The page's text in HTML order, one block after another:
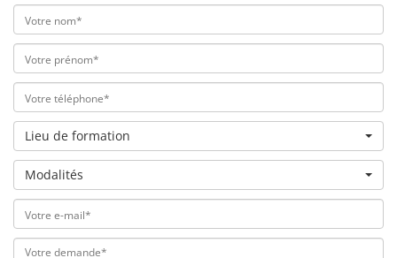
Lieu de formation
Modalités